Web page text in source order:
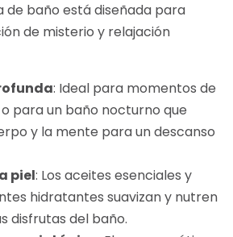
baño está diseñada para
de misterio y relajación
: Ideal para momentos de
para un baño nocturno que
y la mente para un descanso
piel: Los aceites esenciales y
hidratantes suavizan y nutren
disfrutas del baño.